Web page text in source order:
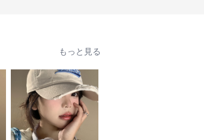
もっと見る